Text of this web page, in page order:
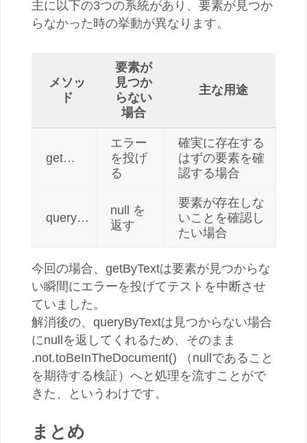
主に以下の3つの系統があり、要素が見つか
らなかった時の挙動が異なります。
メソッ
ド
要素が
見つか
らない
場合
主な用途
get…
エラー
を投げ
る
確実に存在する
はずの要素を確
認する場合
query…
null を
返す
要素が存在しな
いことを確認し
たい場合
今回の場合、getByTextは要素が見つからな
い瞬間にエラーを投げてテストを中断させ
ていました。
解消後の、queryByTextは見つからない場合
にnullを返してくれるため、そのまま
.not.toBeInTheDocument() （nullであること
を期待する検証）へと処理を流すことがで
きた、というわけです。
まとめ